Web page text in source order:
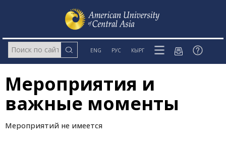
ENG РУС КЫРГ
Мероприятия и
важные моменты
Мероприятий не имеется